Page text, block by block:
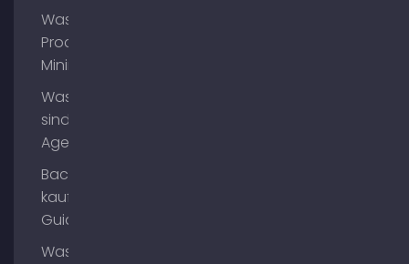
Was ist
Process
Mining?
Was
sind AI
Agents?
Backlinks
kaufen
Guide
Was